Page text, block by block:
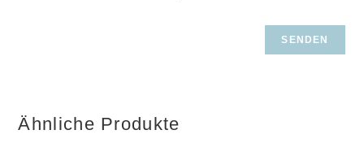
Ähnliche Produkte